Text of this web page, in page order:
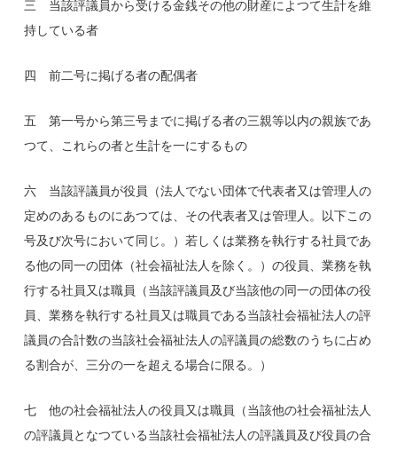
三 当該評議員から受ける金銭その他の財産によつて生計を維
持している者
四 前二号に掲げる者の配偶者
五 第一号から第三号までに掲げる者の三親等以内の親族であ
つて、これらの者と生計を一にするもの
六 当該評議員が役員（法人でない団体で代表者又は管理人の
定めのあるものにあつては、その代表者又は管理人。以下この
号及び次号において同じ。）若しくは業務を執行する社員であ
る他の同一の団体（社会福祉法人を除く。）の役員、業務を執
行する社員又は職員（当該評議員及び当該他の同一の団体の役
員、業務を執行する社員又は職員である当該社会福祉法人の評
議員の合計数の当該社会福祉法人の評議員の総数のうちに占め
る割合が、三分の一を超える場合に限る。）
七 他の社会福祉法人の役員又は職員（当該他の社会福祉法人
の評議員となつている当該社会福祉法人の評議員及び役員の合